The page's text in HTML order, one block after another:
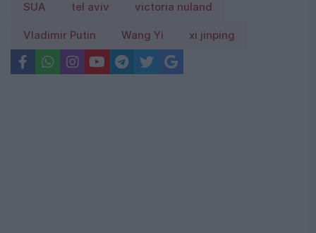
SUA tel aviv victoria nuland
Vladimir Putin Wang Yi xi jinping